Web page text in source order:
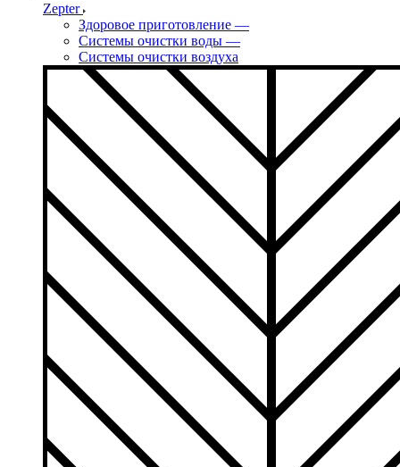
Zepter
Здоровое приготовление —
Системы очистки воды —
Системы очистки воздуха